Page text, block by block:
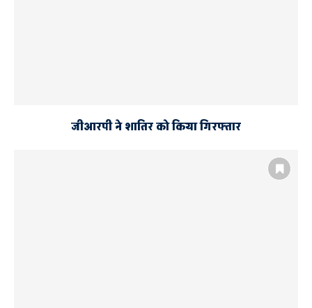
जीआरपी ने शातिर को किया गिरफ्तार